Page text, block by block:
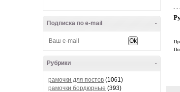
-
Подписка по e-mail
-
Рубрики
рамочки для постов (1061)
рамочки бордюрные (393)